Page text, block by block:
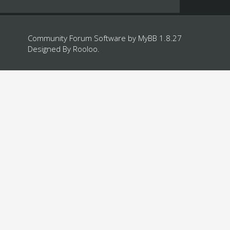
Community Forum Software by MyBB 1.8.27
Designed By Rooloo.